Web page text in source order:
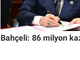
Bahçeli: 86 milyon